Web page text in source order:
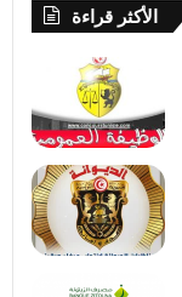
الأكثر قراءة